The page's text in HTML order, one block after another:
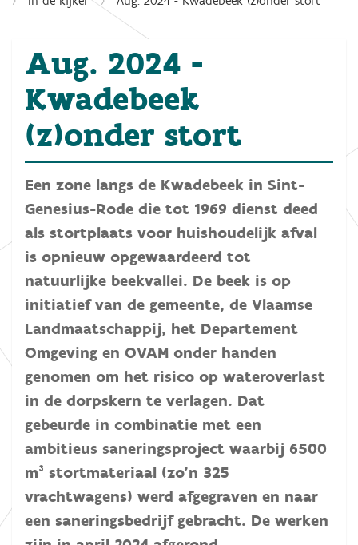
Aug. 2024 -
Kwadebeek
(z)onder stort
Een zone langs de Kwadebeek in Sint-
Genesius-Rode die tot 1969 dienst deed
als stortplaats voor huishoudelijk afval
is opnieuw opgewaardeerd tot
natuurlijke beekvallei. De beek is op
initiatief van de gemeente, de Vlaamse
Landmaatschappij, het Departement
Omgeving en OVAM onder handen
genomen om het risico op wateroverlast
in de dorpskern te verlagen. Dat
gebeurde in combinatie met een
ambitieus saneringsproject waarbij 6500
m³ stortmateriaal (zo’n 325
vrachtwagens) werd afgegraven en naar
een saneringsbedrijf gebracht. De werken